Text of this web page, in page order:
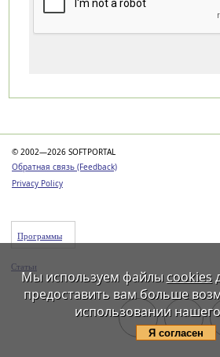
© 2002—2026 SOFTPORTAL
Обратная связь (Feedback)
Privacy Policy
Программы
Статьи
Мы используем файлы cookies
предоставить вам больше
использовании